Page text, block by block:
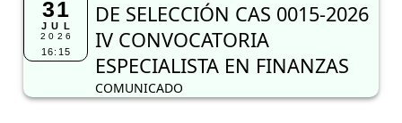
31
JUL
2026
16:15
DE SELECCIÓN CAS 0015-2026
IV CONVOCATORIA
ESPECIALISTA EN FINANZAS
COMUNICADO